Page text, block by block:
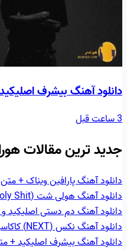
دانلود آهنگ بیشرف
3 ساعت قبل
جدید ترین مقالات
دانلود آهنگ پارافین ویناک +
دانلود آهنگ هولی شت (Holy Shit) اصلیکید + متن آهنگ
دانلود آهنگ دم دستی اصلیکید
دانلود آهنگ نکس (NEXT) کاکاسید + متن آهنگ
دانلود آهنگ بیشرف اصلیکید +